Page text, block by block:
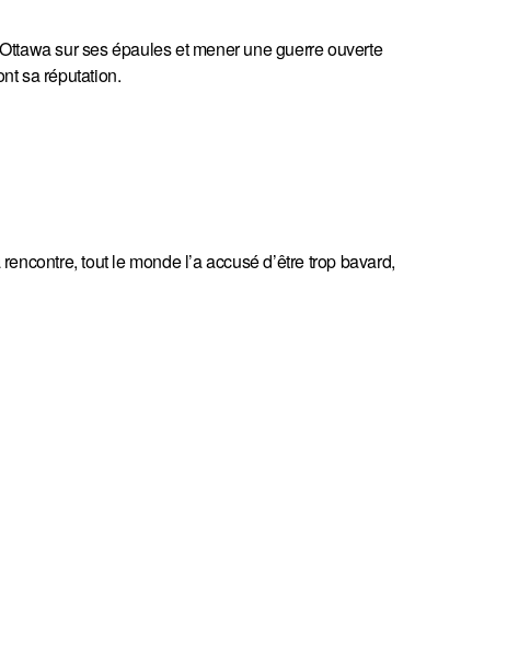
sur ses épaules et mener une guerre ouverte
sa réputation.
tout le monde l’a accusé d’être trop bavard,